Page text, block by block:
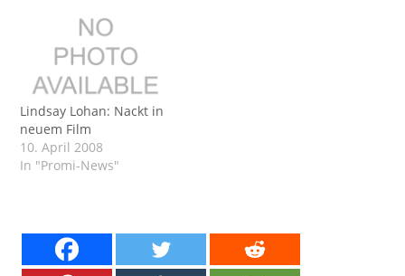
Lindsay Lohan: Nackt in
neuem Film
10. April 2008
In "Promi-News"